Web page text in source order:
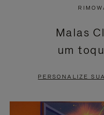
PAUSADO,
PARA
LO
SOM.
POR
FAVOR,
PARA
Malas
um
PERSONALIZE